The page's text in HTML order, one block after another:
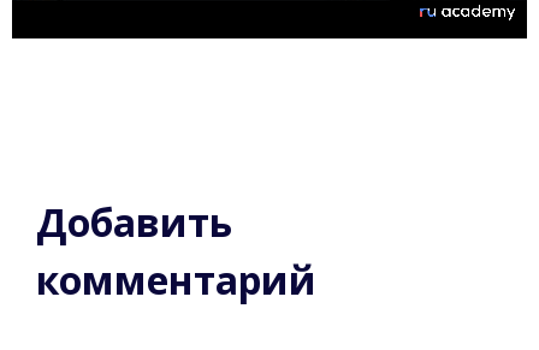
Добавить
комментарий